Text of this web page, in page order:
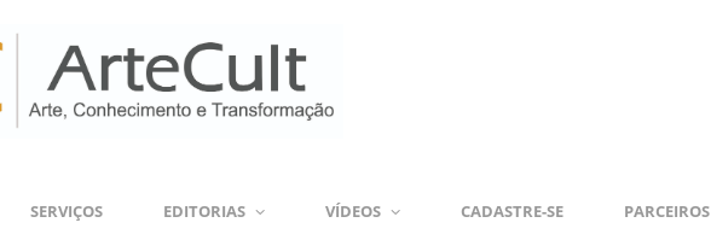
SERVIÇOS EDITORIAS VÍDEOS CADASTRE-SE PARCEIROS